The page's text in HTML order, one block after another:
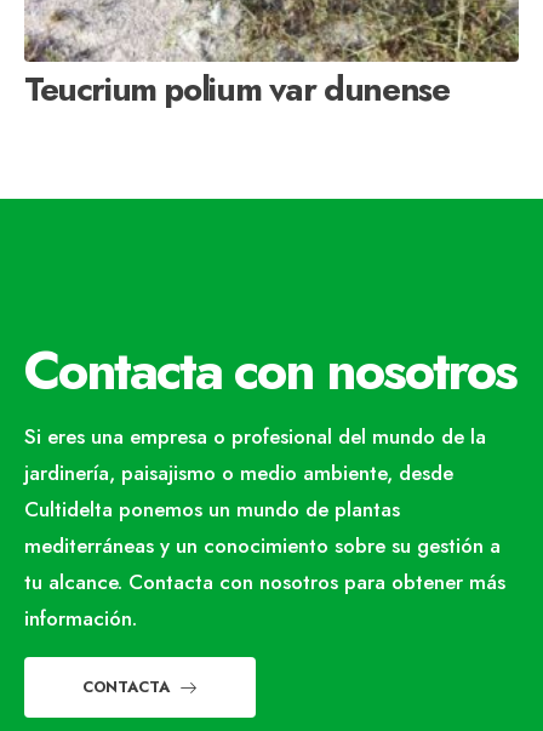
Teucrium polium var dunense
Contacta con nosotros
Si eres una empresa o profesional del mundo de la
jardinería, paisajismo o medio ambiente, desde
Cultidelta ponemos un mundo de plantas
mediterráneas y un conocimiento sobre su gestión a
tu alcance. Contacta con nosotros para obtener más
información.
CONTACTA